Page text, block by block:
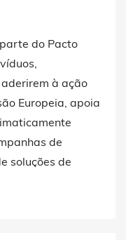
do Pacto
à ação
Europeia, apoia
de
soluções de